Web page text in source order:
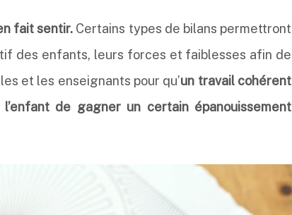
fait sentir. Certains types de bilans permettront
des enfants, leurs forces et faiblesses afin de
et les enseignants pour qu’un travail cohérent
de gagner un certain épanouissement